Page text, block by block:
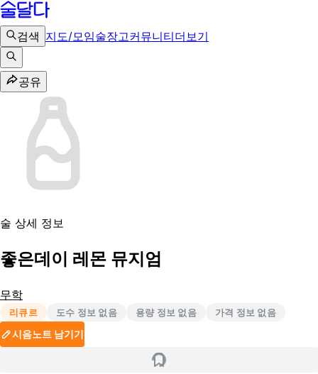
검색 지도/모임술장고커뮤니티더보기
공유
술 상세 정보
좋은데이 레몬 뮤지엄
무학
리큐르 도수 정보 없음 용량 정보 없음 가격 정보 없음
시음노트 남기기